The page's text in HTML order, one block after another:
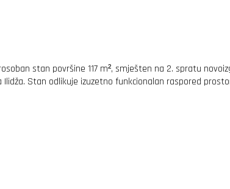
stan površine 117 m², smješten na 2. spratu
Ilidža. Stan odlikuje izuzetno funkcionalan raspored